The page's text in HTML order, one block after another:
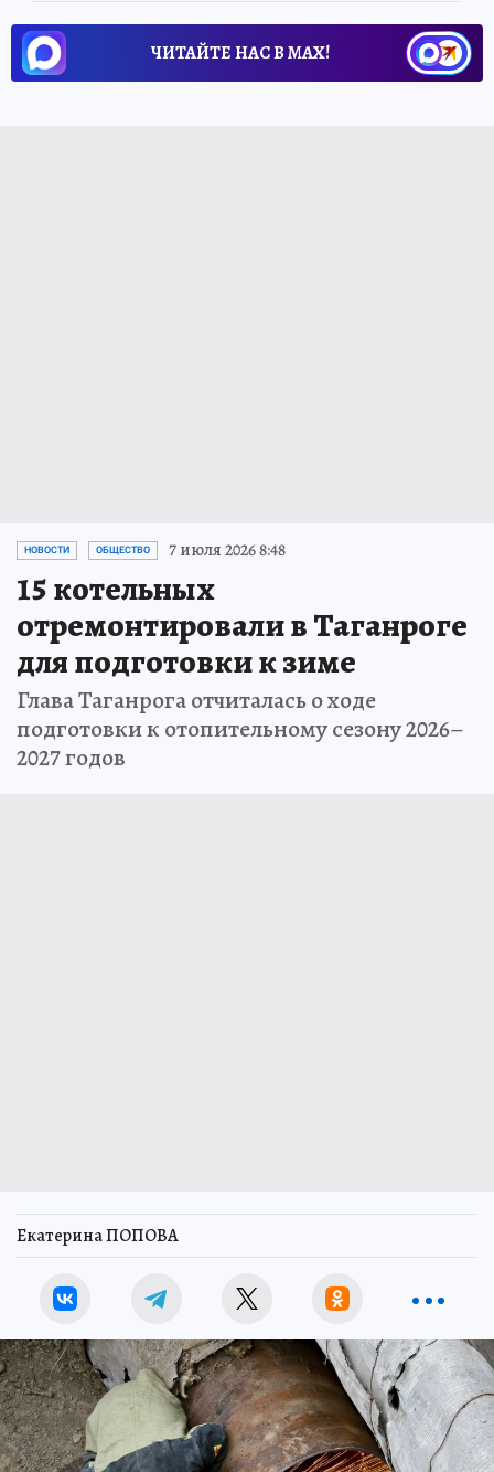
ЧИТАЙТЕ НАС В МАХ!
НОВОСТИ ОБЩЕСТВО 7 июля 2026 8:48
15 котельных
отремонтировали в Таганроге
для подготовки к зиме
Глава Таганрога отчиталась о ходе
подготовки к отопительному сезону 2026–
2027 годов
Екатерина ПОПОВА